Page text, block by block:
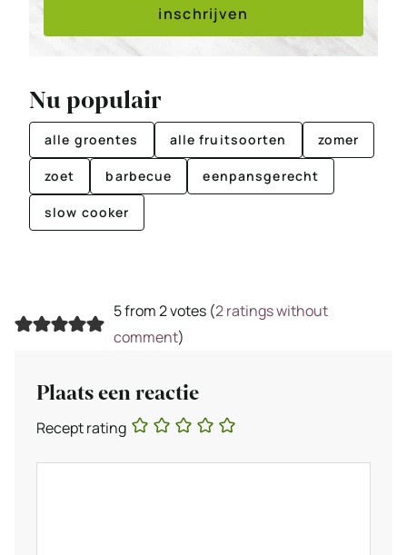
inschrijven
Nu populair
alle groentes alle fruitsoorten zomer
zoet barbecue eenpansgerecht
slow cooker
5 from 2 votes (2 ratings without
comment)
Plaats een reactie
Recept rating